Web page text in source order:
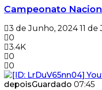
Campeonato
3 de Junho, 2024 11
0
3.4K
0
0
depoisGuardado 07:45